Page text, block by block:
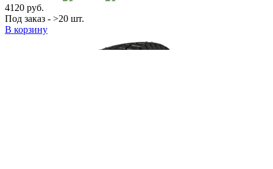
4120 руб.
Под заказ - >20 шт.
В корзину